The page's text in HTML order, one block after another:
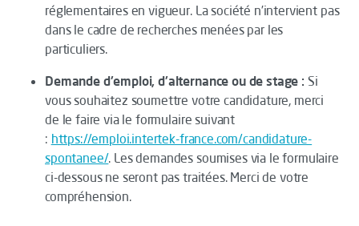
réglementaires en vigueur. La société n’intervient pas
dans le cadre de recherches menées par les
particuliers.
Demande d'emploi, d'alternance ou de stage : Si
vous souhaitez soumettre votre candidature, merci
de le faire via le formulaire suivant
: https://emploi.intertek-france.com/candidature-
spontanee/. Les demandes soumises via le formulaire
ci-dessous ne seront pas traitées. Merci de votre
compréhension.